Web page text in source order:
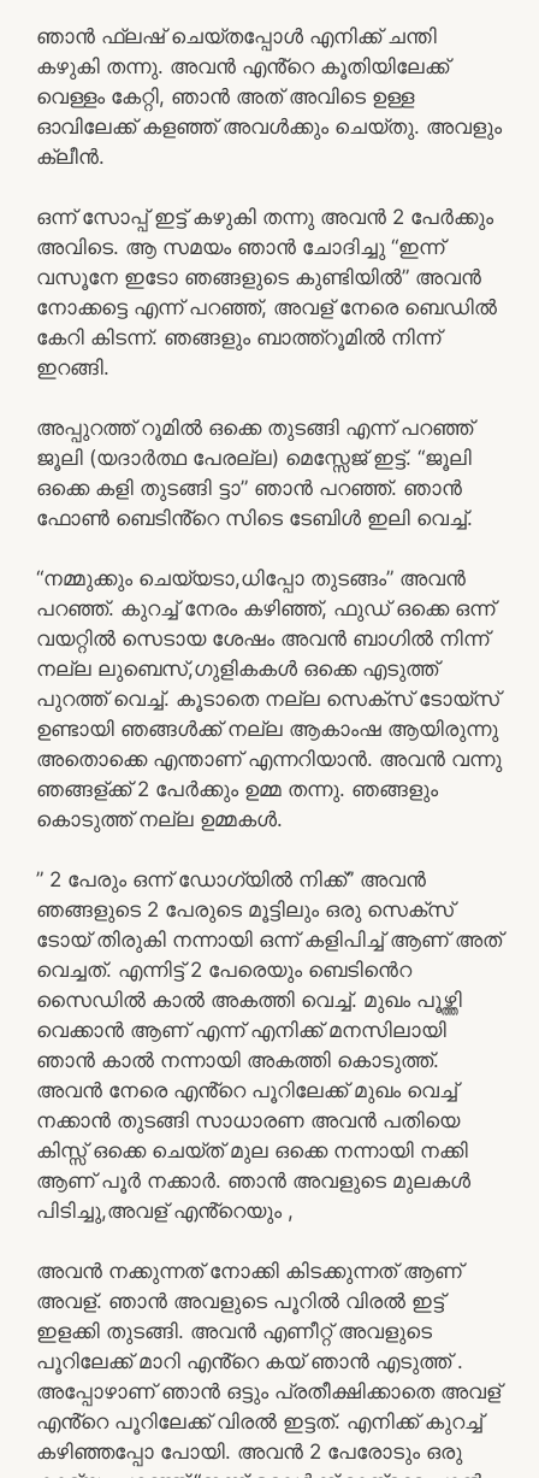
ഞാൻ ഫ്ലഷ് ചെയ്തപ്പോൾ എനിക്ക് ചന്തി
കഴുകി തന്നു. അവൻ എൻ്റെ കൂതിയിലേക്ക്
വെള്ളം കേറ്റി, ഞാൻ അത് അവിടെ ഉള്ള
ഓവിലേക്ക് കളഞ്ഞ് അവൾക്കും ചെയ്തു. അവളും
ക്ലീൻ.
ഒന്ന് സോപ്പ് ഇട്ട് കഴുകി തന്നു അവൻ 2 പേർക്കും
അവിടെ. ആ സമയം ഞാൻ ചോദിച്ചു “ഇന്ന്
വസൂനേ ഇടോ ഞങ്ങളുടെ കുണ്ടിയിൽ” അവൻ
നോക്കട്ടെ എന്ന് പറഞ്ഞ്, അവള് നേരെ ബെഡിൽ
കേറി കിടന്ന്. ഞങ്ങളും ബാത്ത്റൂമിൽ നിന്ന്
ഇറങ്ങി.
അപ്പുറത്ത് റൂമിൽ ഒക്കെ തുടങ്ങി എന്ന് പറഞ്ഞ്
ജൂലി (യദാർത്ഥ പേരല്ല) മെസ്സേജ് ഇട്ട്. “ജൂലി
ഒക്കെ കളി തുടങ്ങി ട്ടാ” ഞാൻ പറഞ്ഞ്. ഞാൻ
ഫോൺ ബെടിൻ്റെ സിടെ ടേബിൾ ഇലി വെച്ച്.
“നമ്മുക്കും ചെയ്യടാ,ധിപ്പോ തുടങ്ങം” അവൻ
പറഞ്ഞ്. കുറച്ച് നേരം കഴിഞ്ഞ്, ഫുഡ് ഒക്കെ ഒന്ന്
വയറ്റിൽ സെടായ ശേഷം അവൻ ബാഗിൽ നിന്ന്
നല്ല ലുബെസ്,ഗുളികകൾ ഒക്കെ എടുത്ത്
പുറത്ത് വെച്ച്. കൂടാതെ നല്ല സെക്സ് ടോയ്സ്
ഉണ്ടായി ഞങ്ങൾക്ക് നല്ല ആകാംഷ ആയിരുന്നു
അതൊക്കെ എന്താണ് എന്നറിയാൻ. അവൻ വന്നു
ഞങ്ങള്ക്ക് 2 പേർക്കും ഉമ്മ തന്നു. ഞങ്ങളും
കൊടുത്ത് നല്ല ഉമ്മകൾ.
” 2 പേരും ഒന്ന് ഡോഗ്യിൽ നിക്ക്” അവൻ
ഞങ്ങളുടെ 2 പേരുടെ മൂട്ടിലും ഒരു സെക്സ്
ടോയ് തിരുകി നന്നായി ഒന്ന് കളിപിച്ച് ആണ് അത്
വെച്ചത്. എന്നിട്ട് 2 പേരെയും ബെടിൻെറ
സൈഡിൽ കാൽ അകത്തി വെച്ച്. മുഖം പൂഴ്ത്തി
വെക്കാൻ ആണ് എന്ന് എനിക്ക് മനസിലായി
ഞാൻ കാൽ നന്നായി അകത്തി കൊടുത്ത്.
അവൻ നേരെ എൻ്റെ പൂറിലേക്ക് മുഖം വെച്ച്
നക്കാൻ തുടങ്ങി സാധാരണ അവൻ പതിയെ
കിസ്സ് ഒക്കെ ചെയ്ത് മുല ഒക്കെ നന്നായി നക്കി
ആണ് പൂർ നക്കാർ. ഞാൻ അവളുടെ മുലകൾ
പിടിച്ചു,അവള് എൻ്റെയും ,
അവൻ നക്കുന്നത് നോക്കി കിടക്കുന്നത് ആണ്
അവള്. ഞാൻ അവളുടെ പൂറിൽ വിരൽ ഇട്ട്
ഇളക്കി തുടങ്ങി. അവൻ എണീറ്റ് അവളുടെ
പൂറിലേക്ക് മാറി എൻ്റെ കയ് ഞാൻ എടുത്ത് .
അപ്പോഴാണ് ഞാൻ ഒട്ടും പ്രതീക്ഷിക്കാതെ അവള്
എൻ്റെ പൂറിലേക്ക് വിരൽ ഇട്ടത്. എനിക്ക് കുറച്ച്
കഴിഞ്ഞപ്പോ പോയി. അവൻ 2 പേരോടും ഒരു